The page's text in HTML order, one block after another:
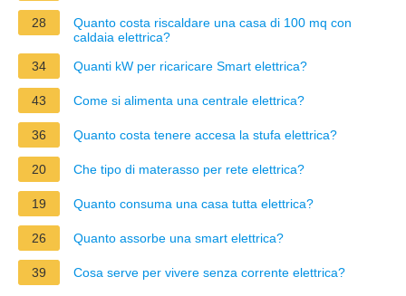
28
Quanto costa riscaldare una casa di 100 mq con
caldaia elettrica?
34
Quanti kW per ricaricare Smart elettrica?
43 Come si alimenta una centrale elettrica?
36 Quanto costa tenere accesa la stufa elettrica?
20 Che tipo di materasso per rete elettrica?
19 Quanto consuma una casa tutta elettrica?
26 Quanto assorbe una smart elettrica?
39 Cosa serve per vivere senza corrente elettrica?